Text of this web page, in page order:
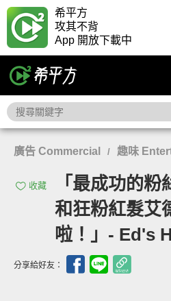
希平方
攻其不背
App 開放下載中
廣告 Commercial / 趣味
收藏
「最成功的
和狂粉紅髮艾
啦！」- Ed's
分享給好友：